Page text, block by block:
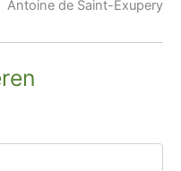
Antoine de Saint-Exupery